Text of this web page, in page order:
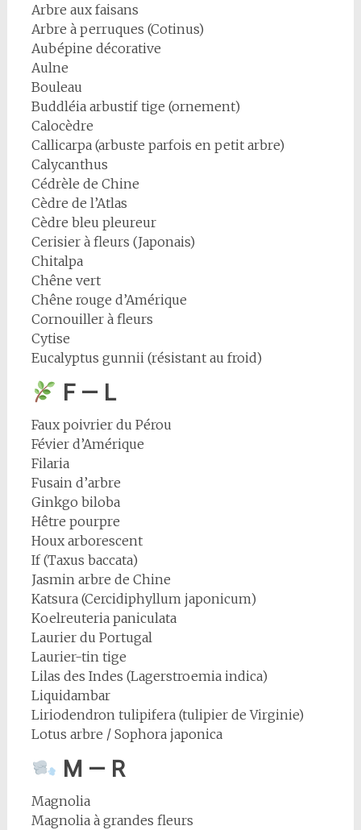
Arbre aux faisans
Arbre à perruques (Cotinus)
Aubépine décorative
Aulne
Bouleau
Buddléia arbustif tige (ornement)
Calocèdre
Callicarpa (arbuste parfois en petit arbre)
Calycanthus
Cédrèle de Chine
Cèdre de l’Atlas
Cèdre bleu pleureur
Cerisier à fleurs (Japonais)
Chitalpa
Chêne vert
Chêne rouge d’Amérique
Cornouiller à fleurs
Cytise
Eucalyptus gunnii (résistant au froid)
F — L
Faux poivrier du Pérou
Févier d’Amérique
Filaria
Fusain d’arbre
Ginkgo biloba
Hêtre pourpre
Houx arborescent
If (Taxus baccata)
Jasmin arbre de Chine
Katsura (Cercidiphyllum japonicum)
Koelreuteria paniculata
Laurier du Portugal
Laurier-tin tige
Lilas des Indes (Lagerstroemia indica)
Liquidambar
Liriodendron tulipifera (tulipier de Virginie)
Lotus arbre / Sophora japonica
M — R
Magnolia
Magnolia à grandes fleurs